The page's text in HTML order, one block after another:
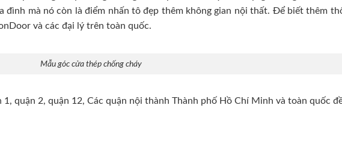
đình mà nó còn là điểm nhấn tô đẹp thêm không gian nội thất. Để biết thêm
và các đại lý trên toàn quốc.
Mẫu góc cửa thép chống cháy
quận 2, quận 12, Các quận nội thành Thành phố Hồ Chí Minh và toàn quốc